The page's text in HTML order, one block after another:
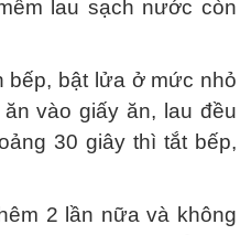
lau sạch nước còn
bếp, bật lửa ở mức nhỏ
vào giấy ăn, lau đều
30 giây thì tắt bếp,
2 lần nữa và không